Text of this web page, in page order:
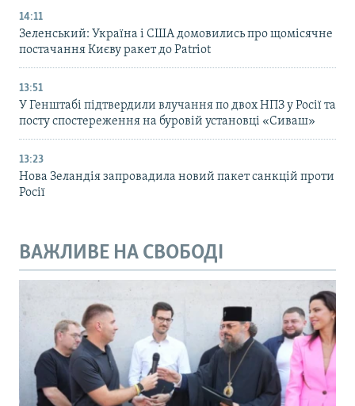
14:11
Зеленський: Україна і США домовились про щомісячне
постачання Києву ракет до Patriot
13:51
У Генштабі підтвердили влучання по двох НПЗ у Росії та
посту спостереження на буровій установці «Сиваш»
13:23
Нова Зеландія запровадила новий пакет санкцій проти
Росії
ВАЖЛИВЕ НА СВОБОДІ